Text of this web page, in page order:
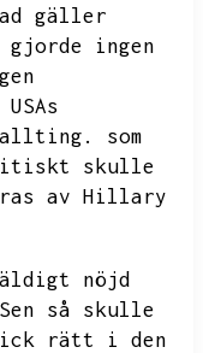
gäller
gjorde ingen
allting.
som
skulle
av Hillary
nöjd
Sen så skulle
rätt i den